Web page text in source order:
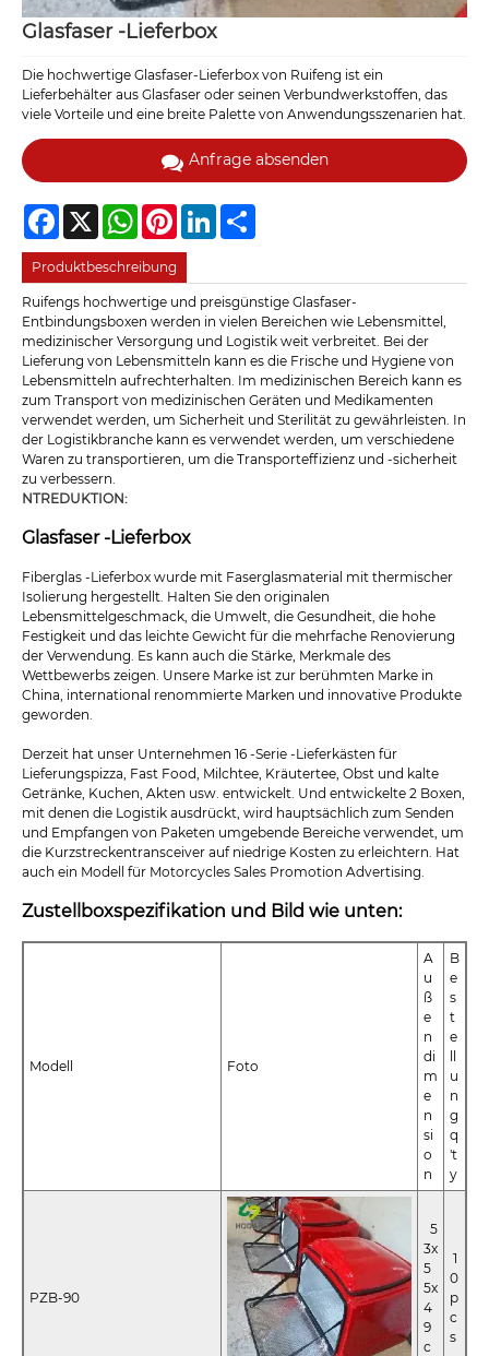
Glasfaser -Lieferbox
Die hochwertige Glasfaser-Lieferbox von Ruifeng ist ein
Lieferbehälter aus Glasfaser oder seinen Verbundwerkstoffen, das
viele Vorteile und eine breite Palette von Anwendungsszenarien hat.
Anfrage absenden
Facebook
X WhatsAppPinterestLinkedIn
Produktbeschreibung
Ruifengs hochwertige und preisgünstige Glasfaser-
Entbindungsboxen werden in vielen Bereichen wie Lebensmittel,
medizinischer Versorgung und Logistik weit verbreitet. Bei der
Lieferung von Lebensmitteln kann es die Frische und Hygiene von
Lebensmitteln aufrechterhalten. Im medizinischen Bereich kann es
zum Transport von medizinischen Geräten und Medikamenten
verwendet werden, um Sicherheit und Sterilität zu gewährleisten. In
der Logistikbranche kann es verwendet werden, um verschiedene
Waren zu transportieren, um die Transporteffizienz und -sicherheit
zu verbessern.
NTREDUKTION:
Glasfaser -Lieferbox
Fiberglas -Lieferbox wurde mit Faserglasmaterial mit thermischer
Isolierung hergestellt. Halten Sie den originalen
Lebensmittelgeschmack, die Umwelt, die Gesundheit, die hohe
Festigkeit und das leichte Gewicht für die mehrfache Renovierung
der Verwendung. Es kann auch die Stärke, Merkmale des
Wettbewerbs zeigen. Unsere Marke ist zur berühmten Marke in
China, international renommierte Marken und innovative Produkte
geworden.
Derzeit hat unser Unternehmen 16 -Serie -Lieferkästen für
Lieferungspizza, Fast Food, Milchtee, Kräutertee, Obst und kalte
Getränke, Kuchen, Akten usw. entwickelt. Und entwickelte 2 Boxen,
mit denen die Logistik ausdrückt, wird hauptsächlich zum Senden
und Empfangen von Paketen umgebende Bereiche verwendet, um
die Kurzstreckentransceiver auf niedrige Kosten zu erleichtern. Hat
auch ein Modell für Motorcycles Sales Promotion Advertising.
Zustellboxspezifikation und Bild wie unten:
Modell Foto
A
u
ß
e
n
di
m
e
n
si
o
n
B
e
s
t
e
u
n
g
q
't
y
PZB-90
5
3x
5
5x
4
9
c
1
0
p
c
s